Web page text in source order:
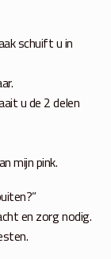
schuift u in
u de 2 delen
mijn pink.
en zorg nodig.